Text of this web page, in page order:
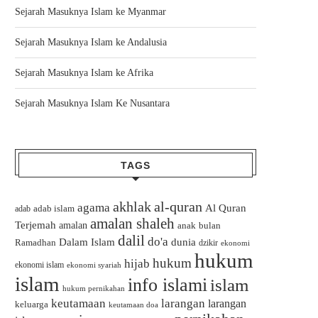
Sejarah Masuknya Islam ke Myanmar
Sejarah Masuknya Islam ke Andalusia
Sejarah Masuknya Islam ke Afrika
Sejarah Masuknya Islam Ke Nusantara
TAGS
adab adab islam agama akhlakal-quran Al Quran
Terjemah amalan amalan shaleh anak bulan
Ramadhan Dalam Islam dalil do'a dunia dzikir ekonomi
ekonomi islam ekonomi syariah hijab hukum hukum
islam hukum pernikahan info islamiislam
keluarga keutamaan keutamaan doa larangan larangan